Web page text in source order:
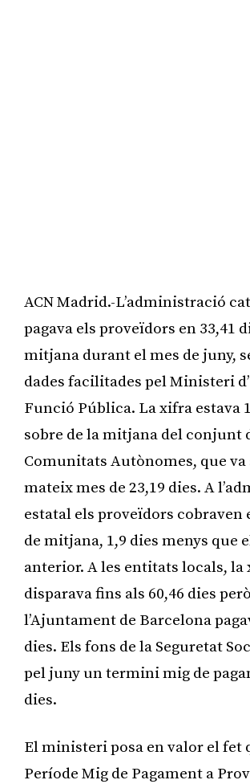
ACN Madrid.-L’administració
pagava els proveïdors en 33,41
mitjana durant el mes de juny,
dades facilitades pel Ministeri
Funció Pública. La xifra estava
sobre de la mitjana del conjunt
Comunitats Autònomes, que va
mateix mes de 23,19 dies. A
estatal els proveïdors cobraven
de mitjana, 1,9 dies menys que
anterior. A les entitats locals, la
disparava fins als 60,46 dies
l’Ajuntament de Barcelona
dies. Els fons de la Seguretat
pel juny un termini mig de
dies.
El ministeri posa en valor el fet
Període Mig de Pagament a